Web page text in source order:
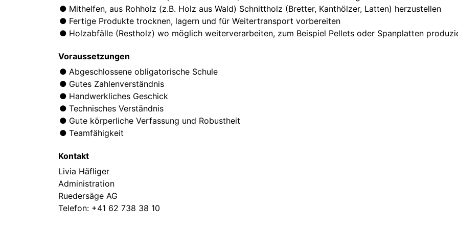
Mithelfen, aus Rohholz (z.B. Holz aus Wald) Schnittholz (Bretter, Kanthölzer, Latten) herzustellen
Fertige Produkte trocknen, lagern und für Weitertransport vorbereiten
Holzabfälle (Restholz) wo möglich weiterverarbeiten, zum Beispiel Pellets oder Spanplatten
Voraussetzungen
Abgeschlossene obligatorische Schule
Gutes Zahlenverständnis
Handwerkliches Geschick
Technisches Verständnis
Gute körperliche Verfassung und Robustheit
Teamfähigkeit
Kontakt
Livia Häfliger
Administration
Ruedersäge AG
Telefon: +41 62 738 38 10